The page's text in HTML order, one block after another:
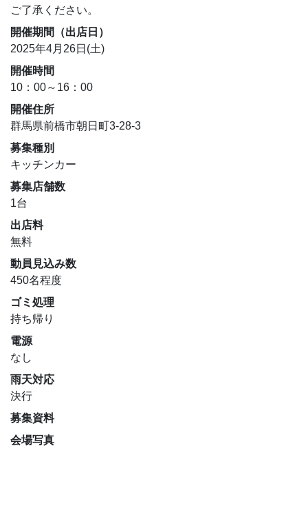
ご了承ください。
開催期間（出店日）
2025年4月26日(土)
開催時間
10：00～16：00
開催住所
群馬県前橋市朝日町3-28-3
募集種別
キッチンカー
募集店舗数
1台
出店料
無料
動員見込み数
450名程度
ゴミ処理
持ち帰り
電源
なし
雨天対応
決行
募集資料
会場写真